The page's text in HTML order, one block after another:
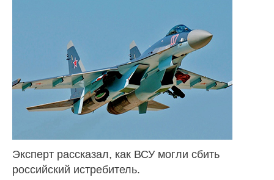
Эксперт рассказал, как ВСУ могли сбить
российский истребитель.